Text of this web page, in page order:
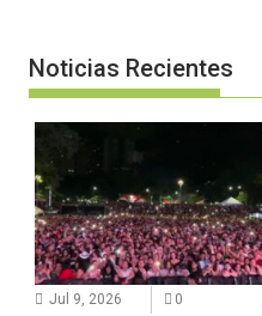
Noticias Recientes
Jul 9, 2026 0